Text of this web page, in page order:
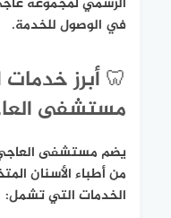
في الوصول للخدمة.
🦷 أبرز خدمات
مستشفى
يضم مستشفى العاجي
من أطباء الأسنان
الخدمات التي تشمل: